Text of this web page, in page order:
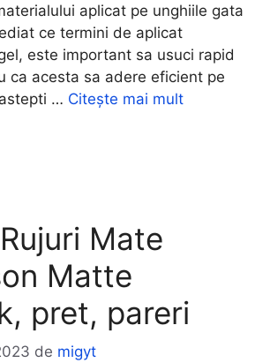
aplicat pe unghiile gata
ce termini de aplicat
este important sa usuci rapid
ca acesta sa adere eficient pe
… Citește mai mult
Mate
Matte
pret, pareri
de migyt